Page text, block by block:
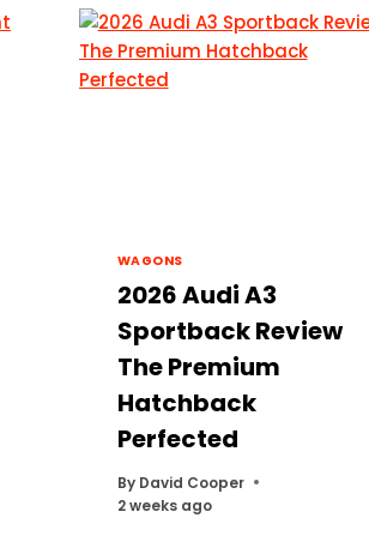
WAGONS
2026 Audi A3
Sportback Review
The Premium
Hatchback
Perfected
By David Cooper
2 weeks ago